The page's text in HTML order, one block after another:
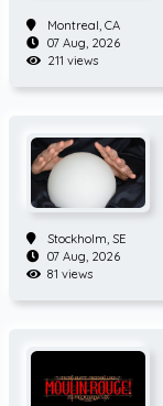
Montreal, CA
07 Aug, 2026
211 views
Stockholm, SE
07 Aug, 2026
81 views